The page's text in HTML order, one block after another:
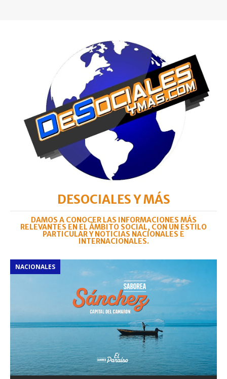
DESOCIALES Y MÁS
DAMOS A CONOCER LAS INFORMACIONES MÁS
RELEVANTES EN EL ÁMBITO SOCIAL, CON UN ESTILO
PARTICULAR Y NOTICIAS NACIONALES E
INTERNACIONALES.
NACIONALES